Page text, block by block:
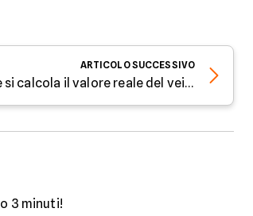
ARTICOLOSUCCESSIVO
Svalutazione auto: come si calcola il valore reale del veicolo
3 minuti!